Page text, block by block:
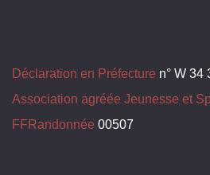
Déclaration en Préfecture n° W 34
Association agréée Jeunesse et
FFRandonnée 00507